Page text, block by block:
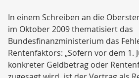
In einem Schreiben an die
im Oktober 2009 thematisiert das
Bundesfinanzministerium das
Rentenfaktors: „Sofern vor dem 1.
konkreter Geldbetrag oder